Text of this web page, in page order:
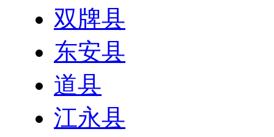
双牌县
东安县
道县
江永县